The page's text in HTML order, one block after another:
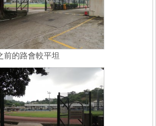
前的路會較平坦